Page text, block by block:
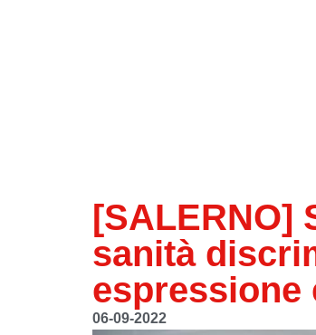
[SALERNO]
sanità
espressione
06-09-2022